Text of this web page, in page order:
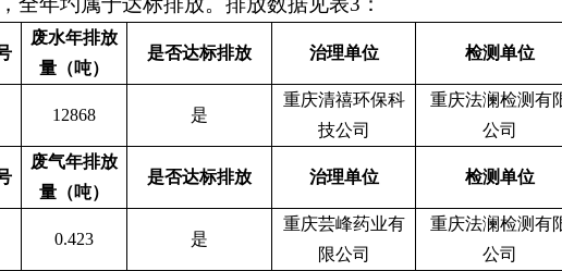
废水年排放
量（吨）
是否达标排放 治理单位 检测单位
12868 是
重庆清禧环保科
技公司
重庆法澜检测有
公司
废气年排放
量（吨）
是否达标排放 治理单位 检测单位
0.423 是
重庆芸峰药业有
限公司
重庆法澜检测有
公司